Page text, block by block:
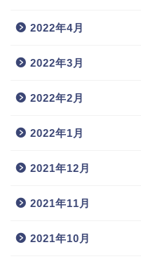
2022年4月
2022年3月
2022年2月
2022年1月
2021年12月
2021年11月
2021年10月